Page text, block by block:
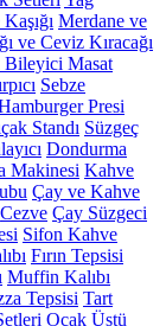
Merdane ve
ve Ceviz Kıracağı
Bileyici Masat
Sebze
Presi
Standı Süzgeç
Dondurma
Makinesi Kahve
Çay ve Kahve
Cezve Çay Süzgeci
Sifon Kahve
Fırın Tepsisi
Muffin Kalıbı
Tepsisi Tart
Ocak Üstü